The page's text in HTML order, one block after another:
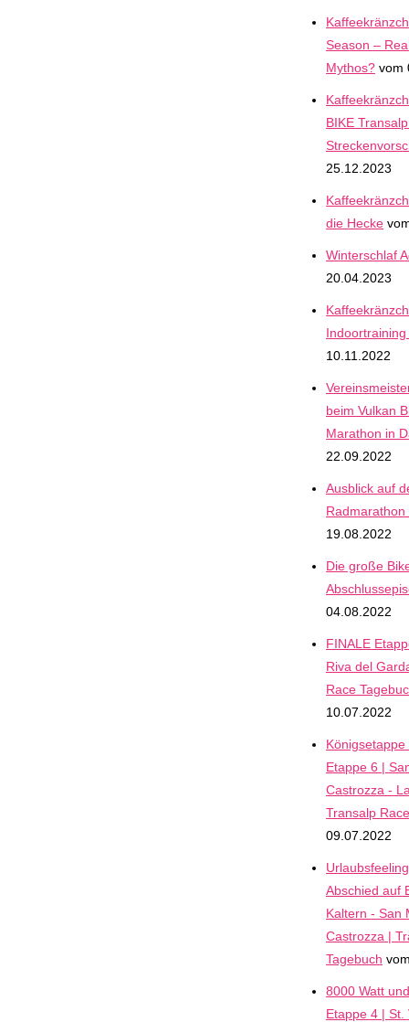
Season –
Mythos? vom
BIKE
25.12.2023
die Hecke
Winterschlaf
20.04.2023
10.11.2022
beim Vulkan
Marathon in
22.09.2022
Ausblick auf
Radmarathon
19.08.2022
Die große
04.08.2022
FINALE
Riva del
Race
10.07.2022
Etappe 6 |
Castrozza -
Transalp
09.07.2022
Abschied auf
Kaltern - San
Castrozza |
Tagebuch
8000 Watt
Etappe 4 | St.